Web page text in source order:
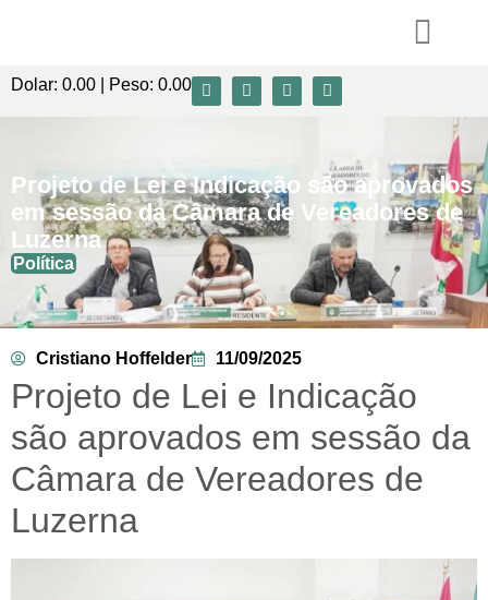
Dolar: 0.00 | Peso: 0.00
Projeto de Lei e Indicação são aprovados
em sessão da Câmara de Vereadores de
Luzerna
Política
Cristiano Hoffelder 11/09/2025
Projeto de Lei e Indicação
são aprovados em sessão da
Câmara de Vereadores de
Luzerna